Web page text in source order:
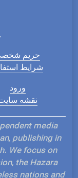
حریم
شرایط
ورود
نقشه
media
publishing in
We focus on
the Hazara